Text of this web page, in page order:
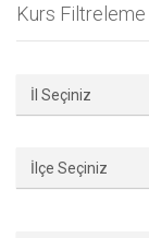
Kurs Filtreleme